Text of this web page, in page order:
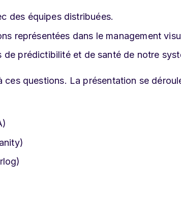
des équipes distribuées.
représentées dans le management
de prédictibilité et de santé de notre
questions. La présentation se